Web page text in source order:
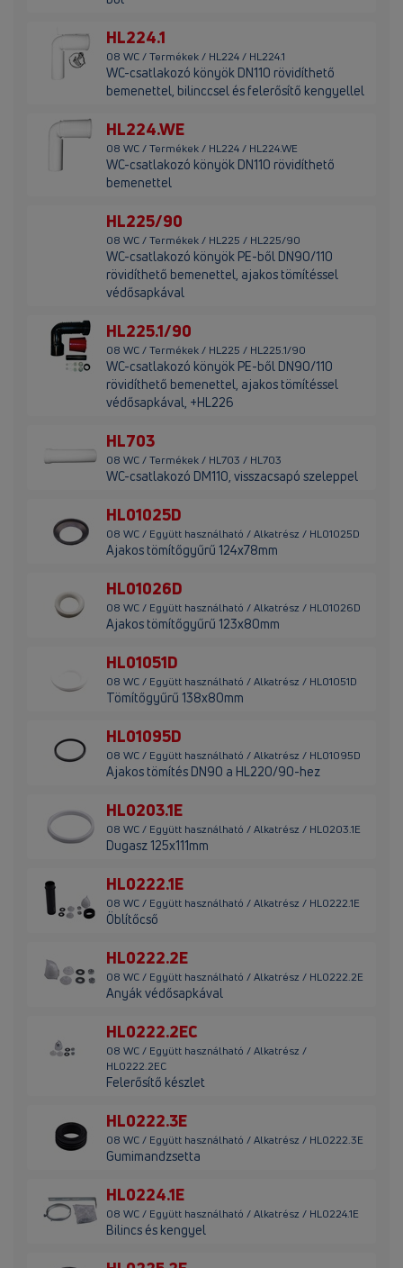
HL224.1
08 WC / Termékek / HL224 / HL224.1
WC-csatlakozó könyök DN110 rövidíthető
bemenettel, bilinccsel és felerősítő kengyellel
HL224.WE
08 WC / Termékek / HL224 / HL224.WE
WC-csatlakozó könyök DN110 rövidíthető
bemenettel
HL225/90
08 WC / Termékek / HL225 / HL225/90
WC-csatlakozó könyök PE-ből DN90/110
rövidíthető bemenettel, ajakos tömítéssel
védősapkával
HL225.1/90
08 WC / Termékek / HL225 / HL225.1/90
WC-csatlakozó könyök PE-ből DN90/110
rövidíthető bemenettel, ajakos tömítéssel
védősapkával, +HL226
HL703
08 WC / Termékek / HL703 / HL703
WC-csatlakozó DM110, visszacsapó szeleppel
HL01025D
08 WC / Együtt használható / Alkatrész / HL01025D
Ajakos tömítőgyűrű 124x78mm
HL01026D
08 WC / Együtt használható / Alkatrész / HL01026D
Ajakos tömítőgyűrű 123x80mm
HL01051D
08 WC / Együtt használható / Alkatrész / HL01051D
Tömítőgyűrű 138x80mm
HL01095D
08 WC / Együtt használható / Alkatrész / HL01095D
Ajakos tömítés DN90 a HL220/90-hez
HL0203.1E
08 WC / Együtt használható / Alkatrész / HL0203.1E
Dugasz 125x111mm
HL0222.1E
08 WC / Együtt használható / Alkatrész / HL0222.1E
Öblítőcső
HL0222.2E
08 WC / Együtt használható / Alkatrész / HL0222.2E
Anyák védősapkával
HL0222.2EC
08 WC / Együtt használható / Alkatrész /
HL0222.2EC
Felerősítő készlet
HL0222.3E
08 WC / Együtt használható / Alkatrész / HL0222.3E
Gumimandzsetta
HL0224.1E
08 WC / Együtt használható / Alkatrész / HL0224.1E
Bilincs és kengyel